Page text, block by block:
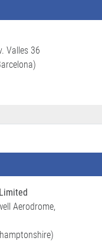
Valles 36
Aerodrome,